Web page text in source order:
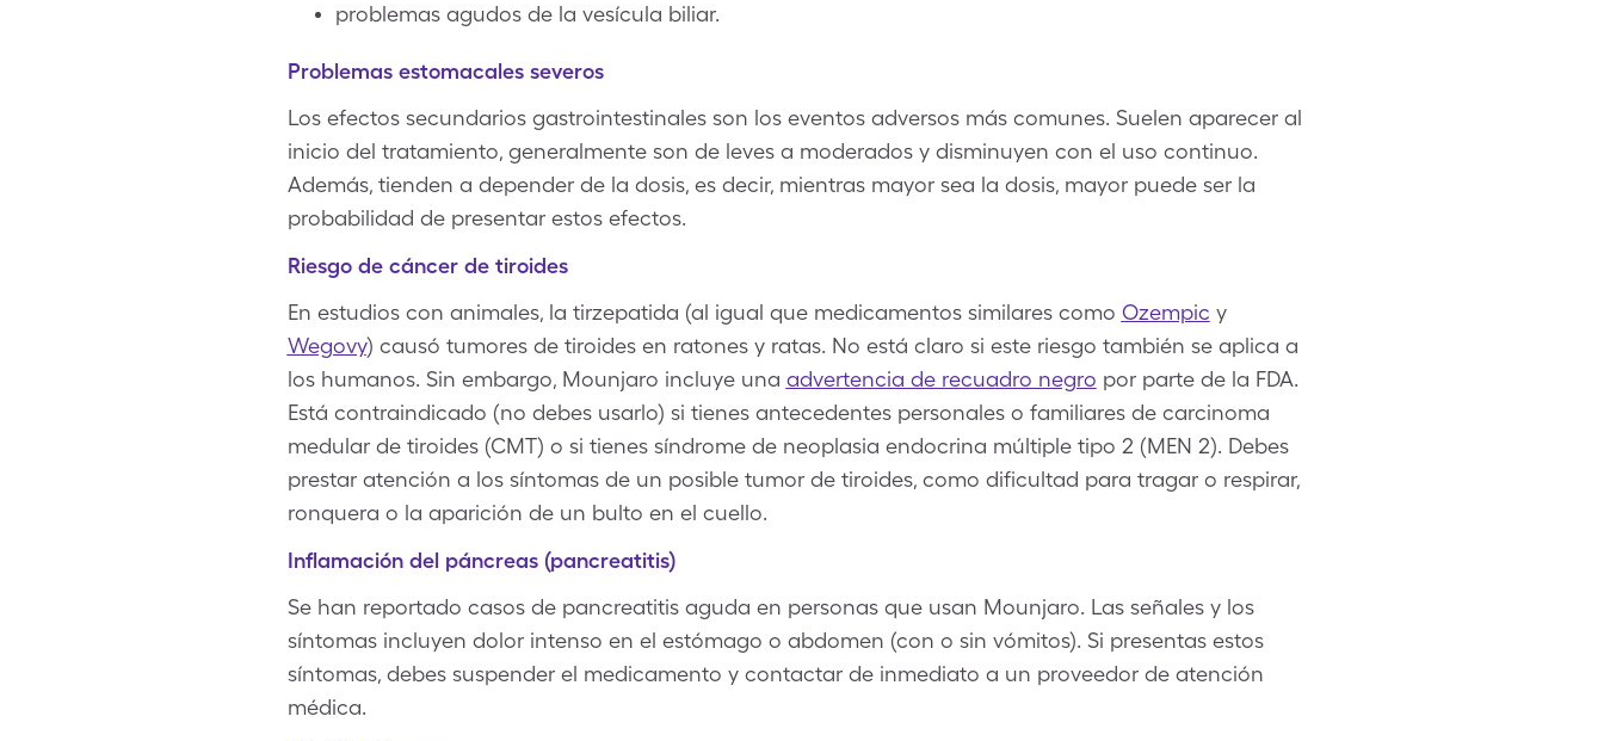
problemas agudos de la vesícula biliar.
Problemas estomacales severos
Los efectos secundarios gastrointestinales son los eventos adversos más comunes. Suelen aparecer al
inicio del tratamiento, generalmente son de leves a moderados y disminuyen con el uso continuo.
Además, tienden a depender de la dosis, es decir, mientras mayor sea la dosis, mayor puede ser la
probabilidad de presentar estos efectos.
Riesgo de cáncer de tiroides
En estudios con animales, la tirzepatida (al igual que medicamentos similares como Ozempic y
Wegovy) causó tumores de tiroides en ratones y ratas. No está claro si este riesgo también se aplica a
los humanos. Sin embargo, Mounjaro incluye una advertencia de recuadro negro por parte de la FDA.
Está contraindicado (no debes usarlo) si tienes antecedentes personales o familiares de carcinoma
medular de tiroides (CMT) o si tienes síndrome de neoplasia endocrina múltiple tipo 2 (MEN 2). Debes
prestar atención a los síntomas de un posible tumor de tiroides, como dificultad para tragar o respirar,
ronquera o la aparición de un bulto en el cuello.
Inflamación del páncreas (pancreatitis)
Se han reportado casos de pancreatitis aguda en personas que usan Mounjaro. Las señales y los
síntomas incluyen dolor intenso en el estómago o abdomen (con o sin vómitos). Si presentas estos
síntomas, debes suspender el medicamento y contactar de inmediato a un proveedor de atención
médica.